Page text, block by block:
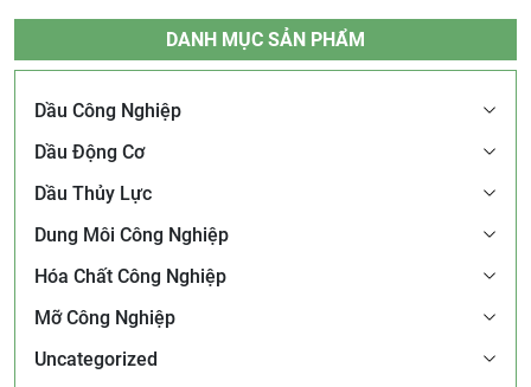
DANH MỤC SẢN PHẨM
Dầu Công Nghiệp
Dầu Động Cơ
Dầu Thủy Lực
Dung Môi Công Nghiệp
Hóa Chất Công Nghiệp
Mỡ Công Nghiệp
Uncategorized